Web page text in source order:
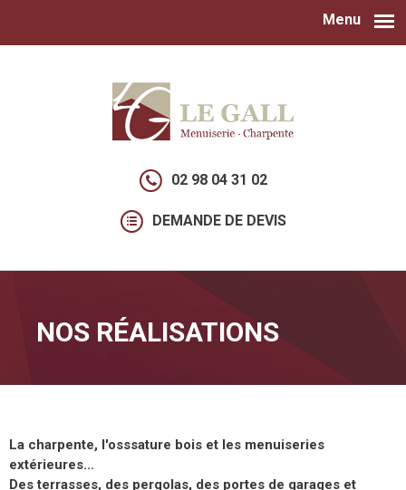
Menu
02 98 04 31 02
DEMANDE DE DEVIS
NOS RÉALISATIONS
La charpente, l'osssature bois et les menuiseries
extérieures...
Des terrasses, des pergolas, des portes de garages et